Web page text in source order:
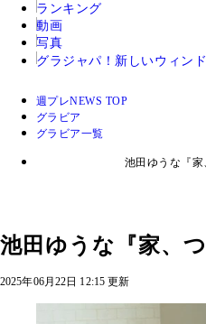
ランキング
動画
写真
グラジャパ！ 新しいウィン
週プレNEWS TOP
グラビア
グラビア一覧
池田ゆうな『家
池田ゆうな『家、
2025年06月22日 12:15 更新